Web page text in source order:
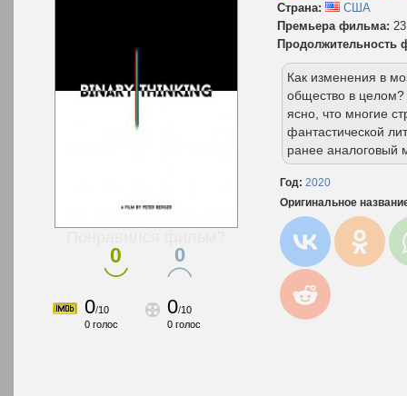
0 0
0/10
0 голос
0/10
0 голос
Страна:
США
Премьера фильма:
Продолжительность
Как изменения в
общество в целом?
ясно, что многие
фантастической
ранее аналоговый
Год: 2020
Оригинальное